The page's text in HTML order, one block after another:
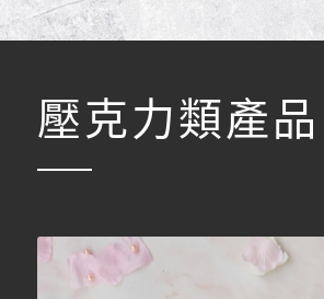
壓克力類產品